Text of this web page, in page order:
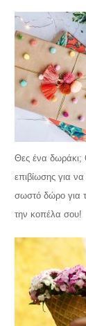
Θες ένα δωράκι;
επιβίωσης για να
σωστό δώρο για
την κοπέλα σου!